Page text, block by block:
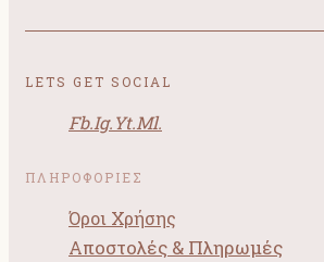
LETS GET SOCIAL
Fb.Ig.Yt.Ml.
ΠΛΗΡΟΦΟΡΙΕΣ
Όροι Χρήσης
Αποστολές & Πληρωμές